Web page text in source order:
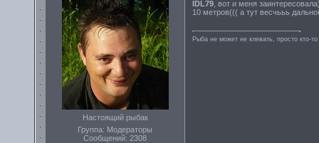
Настоящий рыбак
Группа: Модераторы
Сообщений: 2308
IDL79 , вот и меня
10 метров((( а тут весчььь
Рыба не может не клевать, просто кто-